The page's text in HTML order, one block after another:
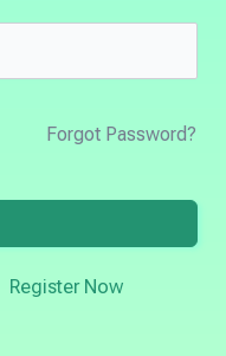
Forgot Password?
Register Now